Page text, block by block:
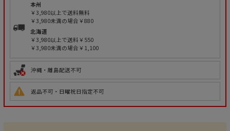
本州
￥3,980以上で送料無料
￥3,980未満の場合￥880
北海道
￥3,980以上で送料￥550
￥3,980未満の場合￥1,100
沖縄・離島配送不可
返品不可・日曜祝日指定不可